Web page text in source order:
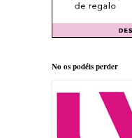
No os podéis perder